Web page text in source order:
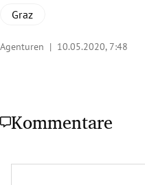
Graz
Agenturen | 10.05.2020, 7:48
Kommentare